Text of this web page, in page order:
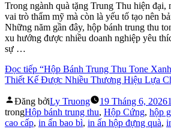
Trong ngành quà tặng Trung Thu hiện đại,
vai trò thẩm mỹ mà còn là yếu tố tạo nên
Những năm gần đây, hộp bánh trung thu
xu hướng được nhiều doanh nghiệp yêu
sự …
Đọc tiếp “Hộp Bánh Trung Thu Tone
Thiết Kế Được Nhiều Thương Hiệu Lựa
Đăng bởiLy Truong 19 Tháng 6, 2026
trongHộp bánh trung thu, Hộp Cứng, hộp
cao cấp, in ấn bao bì, in ấn hộp đựng quà,